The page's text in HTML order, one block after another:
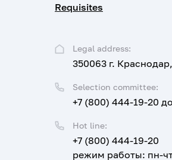
Requisites
Legal address:
350063 г.
Selection committee:
+7 (800) 444-19-20
Hot line:
+7 (800) 444-19-20
режим работы: пн-